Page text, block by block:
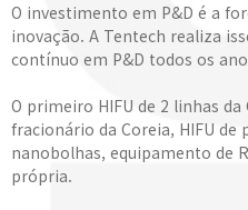
O investimento em P&D é a
inovação. A Tentech realiza
contínuo em P&D todos os
O primeiro HIFU de 2 linhas
fracionário da Coreia, HIFU
nanobolhas, equipamento de
própria.